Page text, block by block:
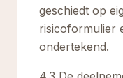
geschiedt op
risicoformulier
ondertekend.